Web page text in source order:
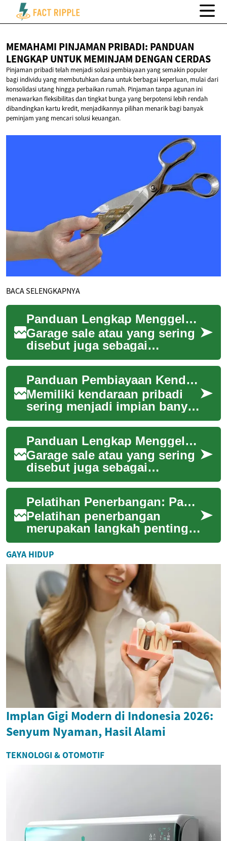
MEMAHAMI PINJAMAN PRIBADI: PANDUAN
LENGKAP UNTUK MEMINJAM DENGAN CERDAS
Pinjaman pribadi telah menjadi solusi pembiayaan yang semakin populer
bagi individu yang membutuhkan dana untuk berbagai keperluan, mulai dari
konsolidasi utang hingga perbaikan rumah. Pinjaman tanpa agunan ini
menawarkan fleksibilitas dan tingkat bunga yang berpotensi lebih rendah
dibandingkan kartu kredit, menjadikannya pilihan menarik bagi banyak
peminjam yang mencari solusi keuangan.
BACA SELENGKAPNYA
Panduan Lengkap Menggelar dan Berbelanja di Garage Sale
Garage sale atau yang sering
disebut juga sebagai
penjualan barang bekas dari
rumah merupakan cara yang
populer untuk...
Panduan Pembiayaan Kendaraan Baru
Memiliki kendaraan pribadi
sering menjadi impian banyak
individu dan keluarga,
menawarkan kemudahan
mobilitas serta f...
Panduan Lengkap Menggelar dan Berbelanja di Garage Sale
Garage sale atau yang sering
disebut juga sebagai
penjualan barang bekas dari
rumah merupakan cara yang
populer untuk...
Pelatihan Penerbangan: Panduan Lengkap untuk Calon Pilot
Pelatihan penerbangan
merupakan langkah penting
bagi mereka yang bercita-cita
menjadi pilot profesional.
Proses ini m...
GAYA HIDUP
Implan Gigi Modern di Indonesia 2026:
Senyum Nyaman, Hasil Alami
TEKNOLOGI & OTOMOTIF